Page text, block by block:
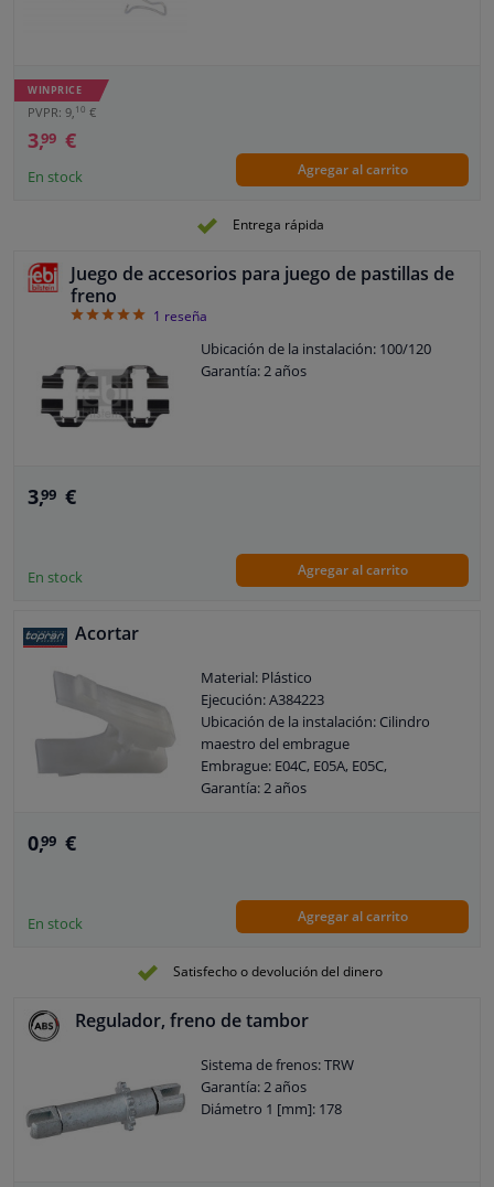
WINPRICE
PVPR: 9,10 €
3,99 €
En stock Agregar al carrito
Entrega rápida
Juego de accesorios para juego de pastillas de
freno
51 reseña
Ubicación de la instalación: 100/120
Garantía: 2 años
3,99 €
En stock Agregar al carrito
Acortar
Material: Plástico
Ejecución: A384223
Ubicación de la instalación: Cilindro
maestro del embrague
Embrague: E04C, E05A, E05C,
Garantía: 2 años
0,99 €
En stock Agregar al carrito
Satisfecho o devolución del dinero
Regulador, freno de tambor
Sistema de frenos: TRW
Garantía: 2 años
Diámetro 1 [mm]: 178